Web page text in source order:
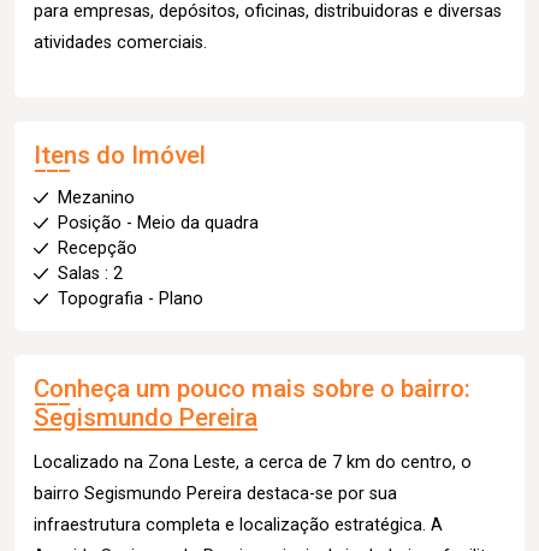
para empresas, depósitos, oficinas, distribuidoras e diversas
atividades comerciais.
Itens do Imóvel
Mezanino
Posição - Meio da quadra
Recepção
Salas : 2
Topografia - Plano
Conheça um pouco mais sobre o bairro:
Segismundo Pereira
Localizado na Zona Leste, a cerca de 7 km do centro, o
bairro Segismundo Pereira destaca-se por sua
infraestrutura completa e localização estratégica. A